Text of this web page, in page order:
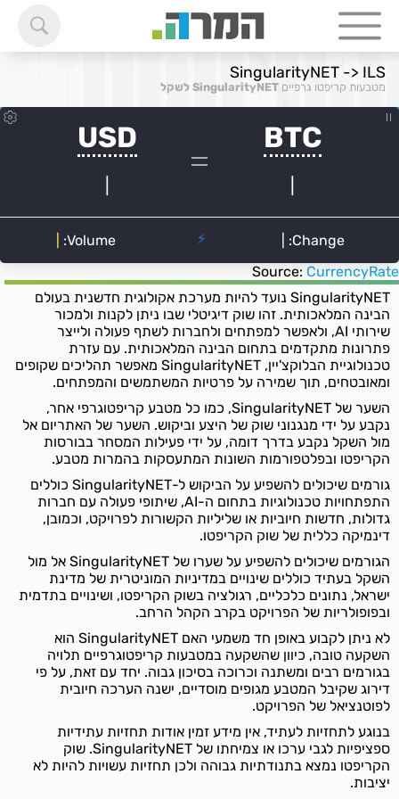
SingularityNET -> ILS
מטבעות קריפטו גרפיים SingularityNET לשקל
Source: CurrencyRate
SingularityNET נועד להיות מערכת אקולוגית חדשנית בעולם
הבינה המלאכותית. זהו שוק דיגיטלי שבו ניתן לקנות ולמכור
שירותי AI, ולאפשר למפתחים ולחברות לשתף פעולה ולייצר
פתרונות מתקדמים בתחום הבינה המלאכותית. עם עזרת
טכנולוגיית הבלוקצ'יין, SingularityNET מאפשר תהליכים שקופים
ומאובטחים, תוך שמירה על פרטיות המשתמשים והמפתחים.
השער של SingularityNET, כמו כל מטבע קריפטוגרפי אחר,
נקבע על ידי מנגנוני שוק של היצע וביקוש. השער של האתריום אל
מול השקל נקבע בדרך דומה, על ידי פעילות המסחר בבורסות
הקריפטו ובפלטפורמות השונות המתעסקות בהמרות מטבע.
גורמים שיכולים להשפיע על הביקוש ל-SingularityNET כוללים
התפתחויות טכנולוגיות בתחום ה-AI, שיתופי פעולה עם חברות
גדולות, חדשות חיוביות או שליליות הקשורות לפרויקט, וכמובן,
דינמיקה כללית של שוק הקריפטו.
הגורמים שיכולים להשפיע על שערו של SingularityNET אל מול
השקל בעתיד כוללים שינויים במדיניות המוניטרית של מדינת
ישראל, נתונים כלכליים, רגולציה בשוק הקריפטו, ושינויים בתדמית
ובפופולריות של הפרויקט בקרב הקהל הרחב.
לא ניתן לקבוע באופן חד משמעי האם SingularityNET הוא
השקעה טובה, כיוון שהשקעה במטבעות קריפטוגרפיים תלויה
בגורמים רבים ומשתנה וכרוכה בסיכון גבוה. יחד עם זאת, על פי
דירוג שקיבל המטבע מגופים מוסדיים, ישנה הערכה חיובית
לפוטנציאל של הפרויקט.
בנוגע לתחזיות לעתיד, אין מידע זמין אודות תחזיות עתידיות
ספציפיות לגבי ערכו או צמיחתו של SingularityNET. שוק
הקריפטו נמצא בתנודתיות גבוהה ולכן תחזיות עשויות להיות לא
יציבות.